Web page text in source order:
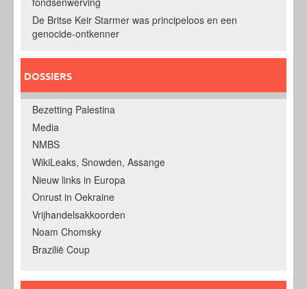
De Britse Keir Starmer was principeloos en een
genocide-ontkenner
DOSSIERS
Bezetting Palestina
Media
NMBS
WikiLeaks, Snowden, Assange
Nieuw links in Europa
Onrust in Oekraine
Vrijhandelsakkoorden
Noam Chomsky
Brazilië Coup